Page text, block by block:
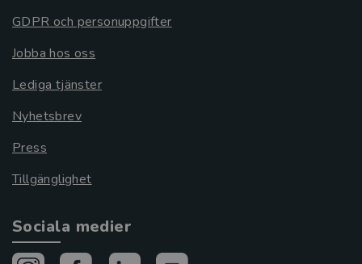
GDPR och personuppgifter
Jobba hos oss
Lediga tjänster
Nyhetsbrev
Press
Tillgänglighet
Sociala medier